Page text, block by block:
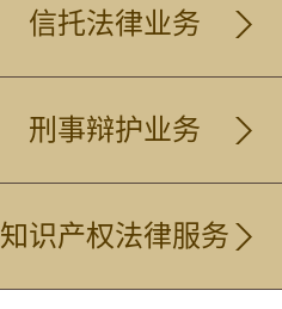
信托法律业务
刑事辩护业务
知识产权法律服务